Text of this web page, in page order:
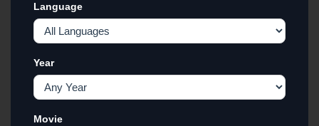
Language
Year
Movie